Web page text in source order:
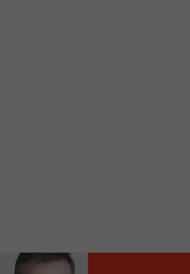
locale vous sont maintenant